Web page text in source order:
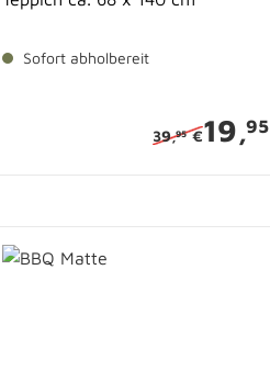
Sofort abholbereit
39,95€19,95